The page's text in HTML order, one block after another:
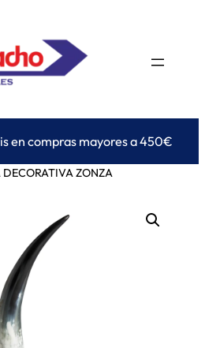
en compras mayores a 450€
ZONZA